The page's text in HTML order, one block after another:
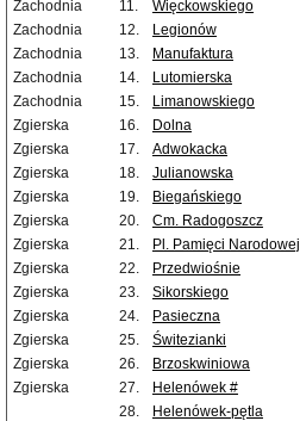
Zachodnia
11. Więckowskiego
Zachodnia
12. Legionów
Zachodnia
13. Manufaktura
Zachodnia
14. Lutomierska
Zachodnia
15. Limanowskiego
Zgierska
16. Dolna
Zgierska
17. Adwokacka
Zgierska
18. Julianowska
Zgierska
19. Biegańskiego
Zgierska
20. Cm. Radogoszcz
Zgierska
21. Pl. Pamięci Narodowej
Zgierska
22. Przedwiośnie
Zgierska
23. Sikorskiego
Zgierska
24. Pasieczna
Zgierska
25. Świtezianki
Zgierska
26. Brzoskwiniowa
Zgierska
27. Helenówek #
28.
Helenówek-pętla